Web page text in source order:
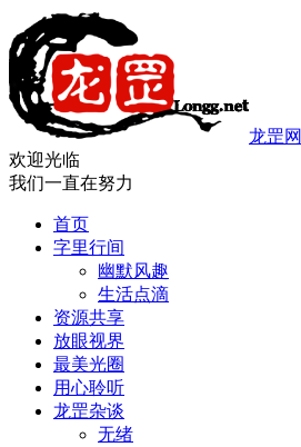
龙罡网
欢迎光临
我们一直在努力
首页
字里行间
幽默风趣
生活点滴
资源共享
放眼视界
最美光圈
用心聆听
龙罡杂谈
无绪